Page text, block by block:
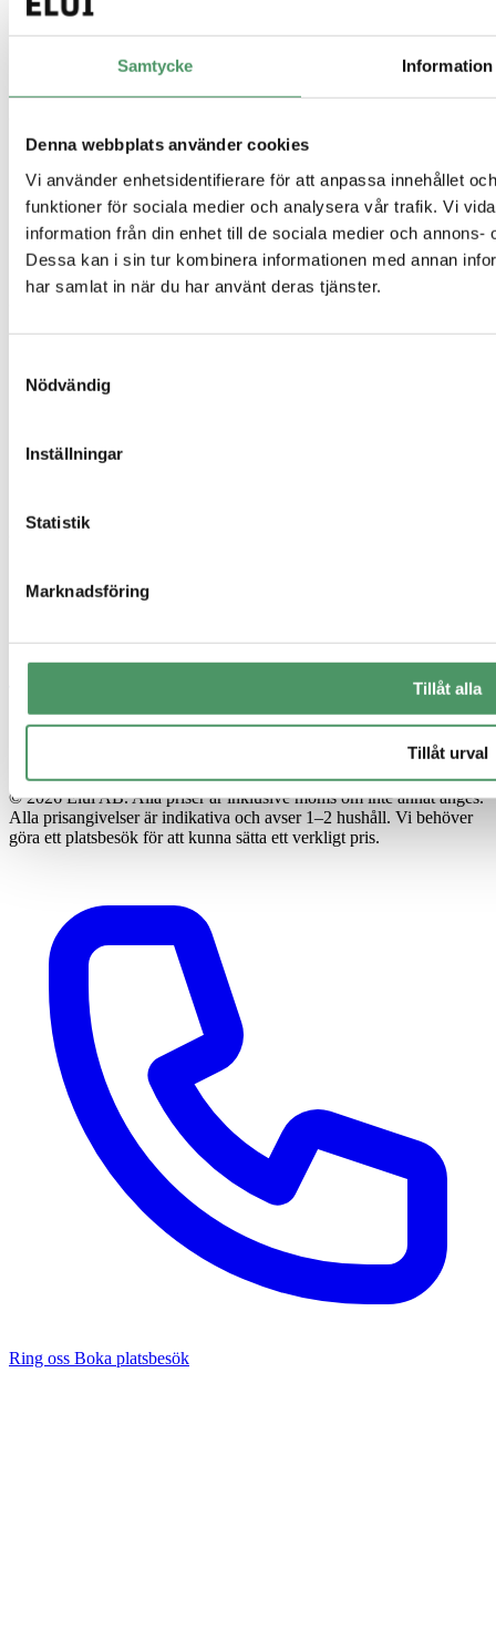
Samtycke Information
Denna webbplats använder cookies
Vi använder enhetsidentifierare för att anpassa innehållet
funktioner för sociala medier och analysera vår trafik. Vi
information från din enhet till de sociala medier och
Dessa kan i sin tur kombinera informationen med annan
har samlat in när du har använt deras tjänster.
Nödvändig
Inställningar
Statistik
Marknadsföring
Tillåt alla
Tillåt urval
Minireningsverk
Markbaserad rening
Källsorterat avlopp
Gemensamt avlopp
Minireningsverk guide
Slamavskiljare
Infiltration
Hög skyddsnivå
Avlopp för fritidshus
Integritetspolicy
Våra produkter
Företag
Sigill & certifikat
© 2026 Elui AB. Alla priser är inklusive moms om inte annat anges.
Alla prisangivelser är indikativa och avser 1–2 hushåll. Vi behöver
göra ett platsbesök för att kunna sätta ett verkligt pris.
Ring oss Boka platsbesök